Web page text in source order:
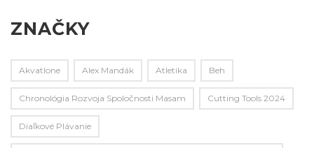
ZNAČKY
Akvatlone Alex Mandák Atletika Beh
Chronológia Rozvoja Spoločnosti Masam Cutting Tools 2024
Diaľkové Plávanie